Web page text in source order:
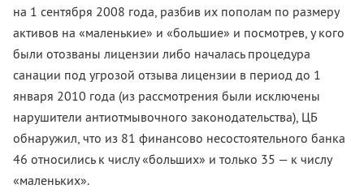
на 1 сентября 2008 года, разбив их пополам по размеру
активов на «маленькие» и «большие» и посмотрев, у кого
были отозваны лицензии либо началась процедура
санации под угрозой отзыва лицензии в период до 1
января 2010 года (из рассмотрения были исключены
нарушители антиотмывочного законодательства), ЦБ
обнаружил, что из 81 финансово несостоятельного банка
46 относились к числу «больших» и только 35 — к числу
«маленьких».